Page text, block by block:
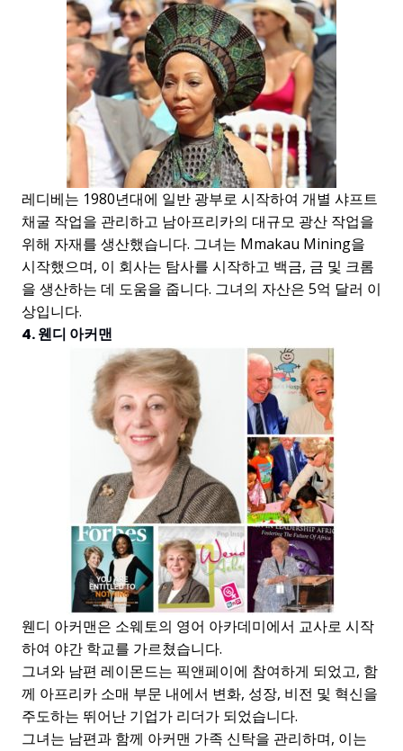
레디베는 1980년대에 일반 광부로 시작하여 개별 샤프트
채굴 작업을 관리하고 남아프리카의 대규모 광산 작업을
위해 자재를 생산했습니다. 그녀는 Mmakau Mining을
시작했으며, 이 회사는 탐사를 시작하고 백금, 금 및 크롬
을 생산하는 데 도움을 줍니다. 그녀의 자산은 5억 달러 이
상입니다.
4. 웬디 아커맨
웬디 아커맨은 소웨토의 영어 아카데미에서 교사로 시작
하여 야간 학교를 가르쳤습니다.
그녀와 남편 레이몬드는 픽앤페이에 참여하게 되었고, 함
께 아프리카 소매 부문 내에서 변화, 성장, 비전 및 혁신을
주도하는 뛰어난 기업가 리더가 되었습니다.
그녀는 남편과 함께 아커맨 가족 신탁을 관리하며, 이는